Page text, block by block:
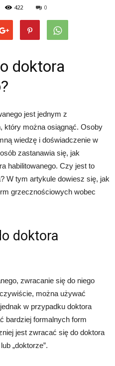
422 0
doktora
jest jednym z
który można osiągnąć. Osoby
wiedzę i doświadczenie w
zastanawia się, jak
habilitowanego. Czy jest to
W tym artykule dowiesz się, jak
grzecznościowych wobec
doktora
zwracanie się do niego
można używać
w przypadku doktora
bardziej formalnych form
jest zwracać się do doktora
„doktorze”.